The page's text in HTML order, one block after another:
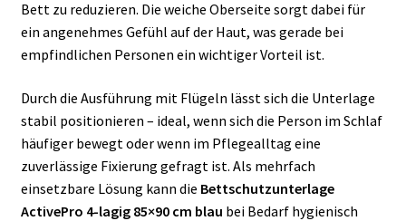
Bett zu reduzieren. Die weiche Oberseite sorgt dabei für
ein angenehmes Gefühl auf der Haut, was gerade bei
empfindlichen Personen ein wichtiger Vorteil ist.
Durch die Ausführung mit Flügeln lässt sich die Unterlage
stabil positionieren – ideal, wenn sich die Person im Schlaf
häufiger bewegt oder wenn im Pflegealltag eine
zuverlässige Fixierung gefragt ist. Als mehrfach
einsetzbare Lösung kann die Bettschutzunterlage
ActivePro 4-lagig 85×90 cm blau bei Bedarf hygienisch